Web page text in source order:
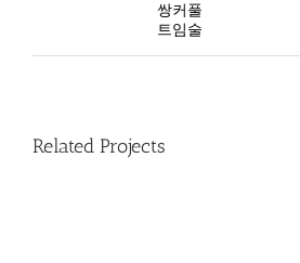
쌍커풀
트임술
Related Projects